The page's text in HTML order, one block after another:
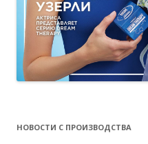
НОВОСТИ С ПРОИЗВОДСТВА